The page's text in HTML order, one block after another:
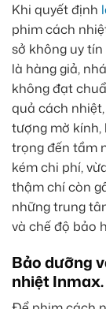
Khi quyết định
phim cách
sở không uy
là hàng giả,
không đạt
quả cách
tượng mờ kính,
trọng đến tầm
kém chi phí,
thậm chí còn
những trung
và chế độ bảo
Bảo dưỡng
nhiệt Inmax.